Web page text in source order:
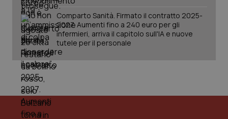
Comparto Sanità. Firmato il contratto 2025-
2027. Aumenti fino a 240 euro per gli
infermieri, arriva il capitolo sull'IA e nuove
tutele per il personale